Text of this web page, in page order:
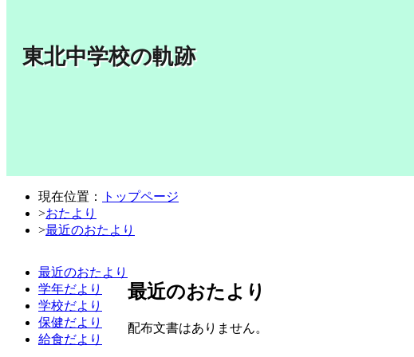
東北中学校の軌跡
現在位置：
トップページ
>おたより
>最近のおたより
最近のおたより
学年だより
学校だより
保健だより
給食だより
最近のおたより
配布文書はありません。